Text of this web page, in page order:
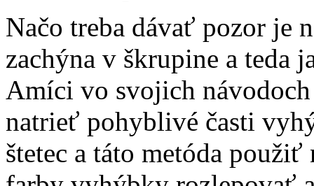
Načo treba dávať pozor je
zachýna v škrupine a teda
Amíci vo svojich
natrieť pohyblivé časti
štetec a táto metóda